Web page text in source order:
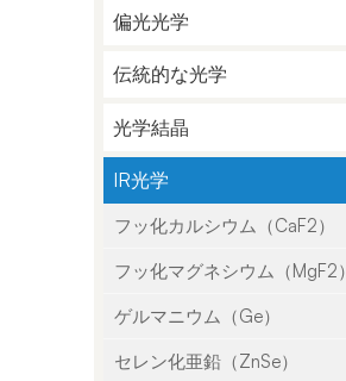
偏光光学
伝統的な光学
光学結晶
IR光学
フッ化カルシウム（CaF2）
フッ化マグネシウム（MgF2）
ゲルマニウム（Ge）
セレン化亜鉛（ZnSe）